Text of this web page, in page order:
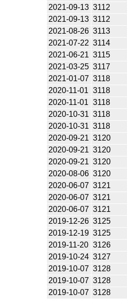
2021-09-13 3112
2021-09-13 3112
2021-08-26 3113
2021-07-22 3114
2021-06-21 3115
2021-03-25 3117
2021-01-07 3118
2020-11-01 3118
2020-11-01 3118
2020-10-31 3118
2020-10-31 3118
2020-09-21 3120
2020-09-21 3120
2020-09-21 3120
2020-08-06 3120
2020-06-07 3121
2020-06-07 3121
2020-06-07 3121
2019-12-26 3125
2019-12-19 3125
2019-11-20 3126
2019-10-24 3127
2019-10-07 3128
2019-10-07 3128
2019-10-07 3128